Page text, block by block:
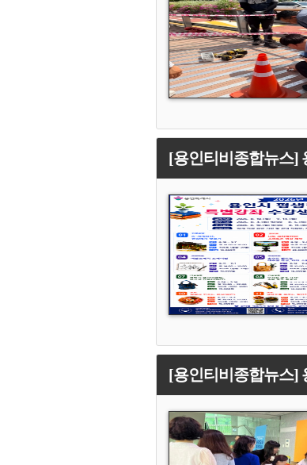
[용인티비종합뉴스]